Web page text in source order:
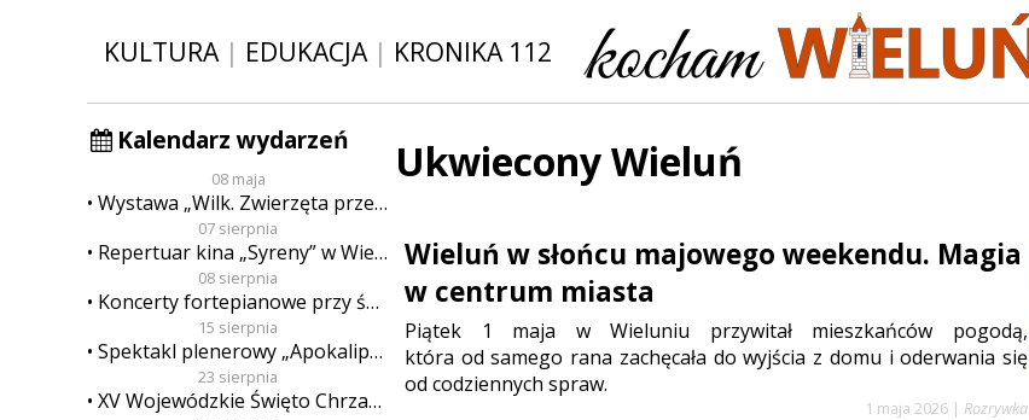
KULTURA| EDUKACJA| KRONIKA 112
Kalendarz wydarzeń
08 maja
Wystawa „Wilk. Zwierzęta przeklęte”
07 sierpnia
Repertuar kina „Syreny” w Wieluniu w dn. od 7 do 13 sierpnia
08 sierpnia
Koncerty fortepianowe przy świecach
15 sierpnia
Spektakl plenerowy „Apokalipsa”
23 sierpnia
XV Wojewódzkie Święto Chrzanu
Ukwiecony Wieluń
Wieluń w słońcu majowego weekendu. Magia
w centrum miasta
Piątek 1 maja w Wieluniu przywitał mieszkańców pogodą,
która od samego rana zachęcała do wyjścia z domu i oderwania się
od codziennych spraw.
1 maja 2026 | Rozrywka